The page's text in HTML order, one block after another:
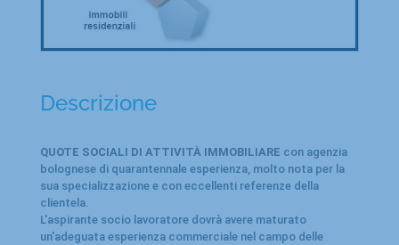
Descrizione
QUOTE SOCIALI DI ATTIVITÀ IMMOBILIARE con agenzia
bolognese di quarantennale esperienza, molto nota per la
sua specializzazione e con eccellenti referenze della
clientela.
L'aspirante socio lavoratore dovrà avere maturato
un'adeguata esperienza commerciale nel campo delle